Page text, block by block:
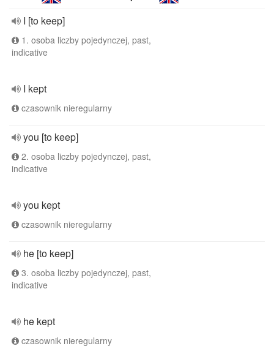
I [to keep]
1. osoba liczby pojedynczej, past,
indicative
I kept
czasownik nieregularny
you [to keep]
2. osoba liczby pojedynczej, past,
indicative
you kept
czasownik nieregularny
he [to keep]
3. osoba liczby pojedynczej, past,
indicative
he kept
czasownik nieregularny